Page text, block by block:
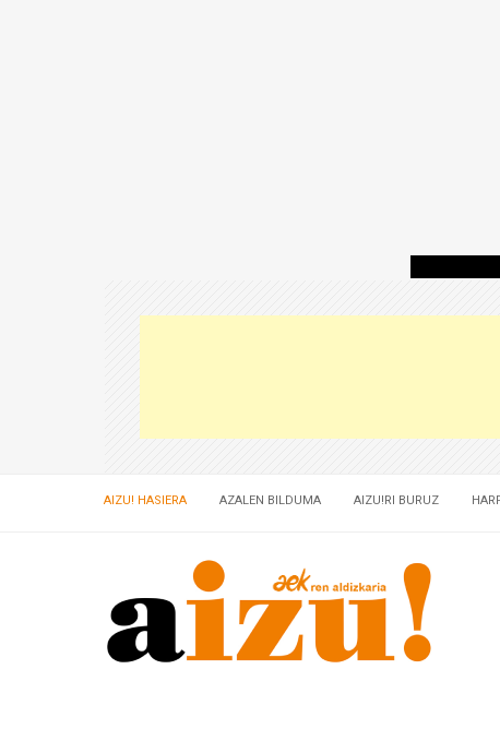
AIZU! HASIERA AZALEN BILDUMA AIZU!RI BURUZ